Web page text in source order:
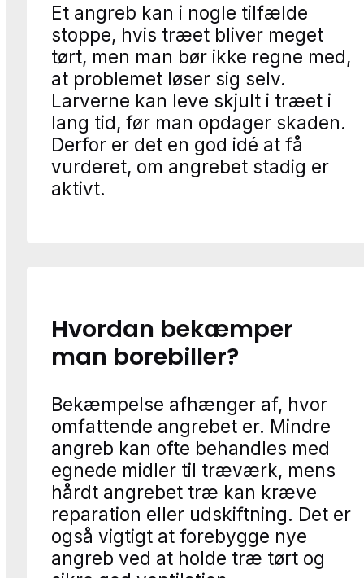
Et angreb kan i nogle tilfælde
stoppe, hvis træet bliver meget
tørt, men man bør ikke regne med,
at problemet løser sig selv.
Larverne kan leve skjult i træet i
lang tid, før man opdager skaden.
Derfor er det en god idé at få
vurderet, om angrebet stadig er
aktivt.
Hvordan bekæmper
man borebiller?
Bekæmpelse afhænger af, hvor
omfattende angrebet er. Mindre
angreb kan ofte behandles med
egnede midler til træværk, mens
hårdt angrebet træ kan kræve
reparation eller udskiftning. Det er
også vigtigt at forebygge nye
angreb ved at holde træ tørt og